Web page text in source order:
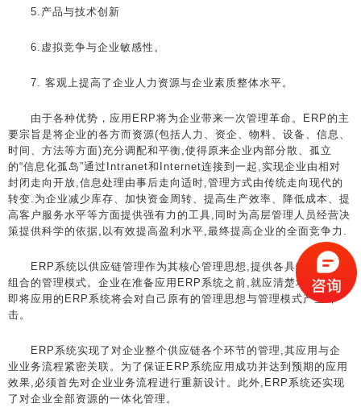
5.产品与技术创新
6.虚拟竞争与企业敏感性。
7. 客观上提高了企业人力资源与企业素质整体水平。
由于各种优势，应用ERP将为企业带来一次管理革命。ERP的主
要宗旨是将企业的各方而资源(包括人力、资企、物料、设备、信息、
时间、方法等方面)充分调配和平衡,使得原来企业内部分散、孤立
的“信息化孤岛”通过Intranet和Internet连接到一起,实现企业由相对
封闭走向开放,信息处理由事后走向适时,管理方式由传统走向现代的
转变.为企业减少库存、加快资金周转、提高生产效率、降低成本、提
高客户服务水平等方面提供强有力的工具,同时为高层管理人员经营决
策提供科学的依据,以有效提高盈利水平,最终提高企业的全面竞争力.
ERP系统以供应链管理作为其核心管理思想,提供各具特色的可
组合的管理模式。企业在准备应用ERP系统之前,就应清楚地意识到
即将应用的ERP系统将会对自己原有的管理思想与管理模式产生冲
击。
ERP系统实现了对企业整个供应链各个环节的管理,其应用与企
业业务流程紧密关联。为了保证ERP系统应用成功并达到预期的应用
效果,必须首先对企业业务流程进行重新设计。此外,ERP系统还实现
了对企业全部资源的一体化管理。